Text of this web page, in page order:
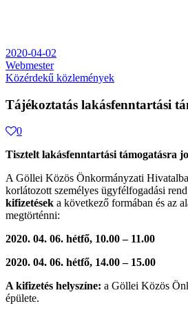
2020-04-02
Webmester
Közérdekű közlemények
Tájékoztatás lakásfenntartási
0
Tisztelt lakásfenntartási támogatásra
A Göllei Közös Önkormányzati
korlátozott személyes ügyfélfogadási
kifizetések a következő formában és az
megtörténni:
2020. 04. 06. hétfő, 10.00 – 11.00
2020. 04. 06. hétfő, 14.00 – 15.00
A kifizetés helyszíne: a Göllei Közös
épülete.